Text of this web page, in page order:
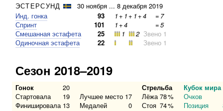
ЭСТЕРСУНД
30 ноября ... 8 декабря 2019
Инд. гонка
93 1+ 1+ 1+4 = 7
Спринт
101 1+4 =5
Смешанная эстафета
25 1 2 Звено 1
Одиночная эстафета
22 Звено 1
Сезон 2018–2019
Гонок 20 Стрельба
Кубок мира
Стартовала
19 Лучшее место 17 Лёжа 78% Очков
Финишировала 13 Медалей 0 Стоя 74% Позиция